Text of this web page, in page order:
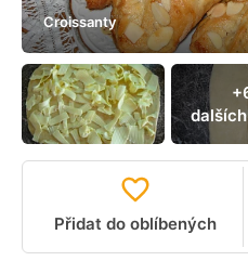
Croissanty
Přidat do oblíbených